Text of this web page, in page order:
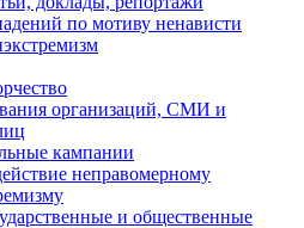
по мотиву ненависти
организаций, СМИ и
кампании
неправомерному
и общественные